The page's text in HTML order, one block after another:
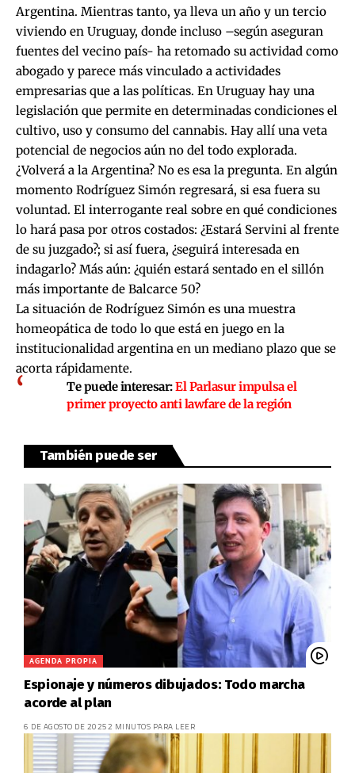
Argentina. Mientras tanto, ya lleva un año y un tercio
viviendo en Uruguay, donde incluso –según aseguran
fuentes del vecino país- ha retomado su actividad como
abogado y parece más vinculado a actividades
empresarias que a las políticas. En Uruguay hay una
legislación que permite en determinadas condiciones el
cultivo, uso y consumo del cannabis. Hay allí una veta
potencial de negocios aún no del todo explorada.
¿Volverá a la Argentina? No es esa la pregunta. En algún
momento Rodríguez Simón regresará, si esa fuera su
voluntad. El interrogante real sobre en qué condiciones
lo hará pasa por otros costados: ¿Estará Servini al frente
de su juzgado?; si así fuera, ¿seguirá interesada en
indagarlo? Más aún: ¿quién estará sentado en el sillón
más importante de Balcarce 50?
La situación de Rodríguez Simón es una muestra
homeopática de todo lo que está en juego en la
institucionalidad argentina en un mediano plazo que se
acorta rápidamente.
Te puede interesar:El Parlasur impulsa el
primer proyecto anti lawfare de la región
También puede ser
AGENDA PROPIA
Espionaje y números dibujados: Todo marcha
acorde al plan
6 DE AGOSTO DE 20252 MINUTOS PARA LEER